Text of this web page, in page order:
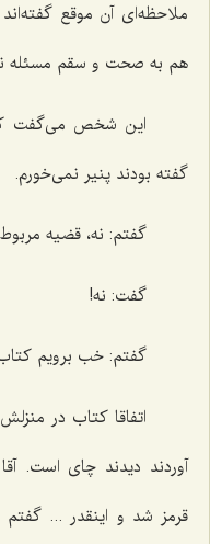
ملاحظه‌ای آن موقع
هم به صحت و سقم مسئله
این شخص می‌گفت كه
گفته بودند پنیر نمی‌خورم.
گفتم: نه، قضیه
گفت: نه!
گفتم: خب برویم كتاب
اتفاقا كتاب در
آوردند دیدند چای است.
قرمز شد و اینقدر ...